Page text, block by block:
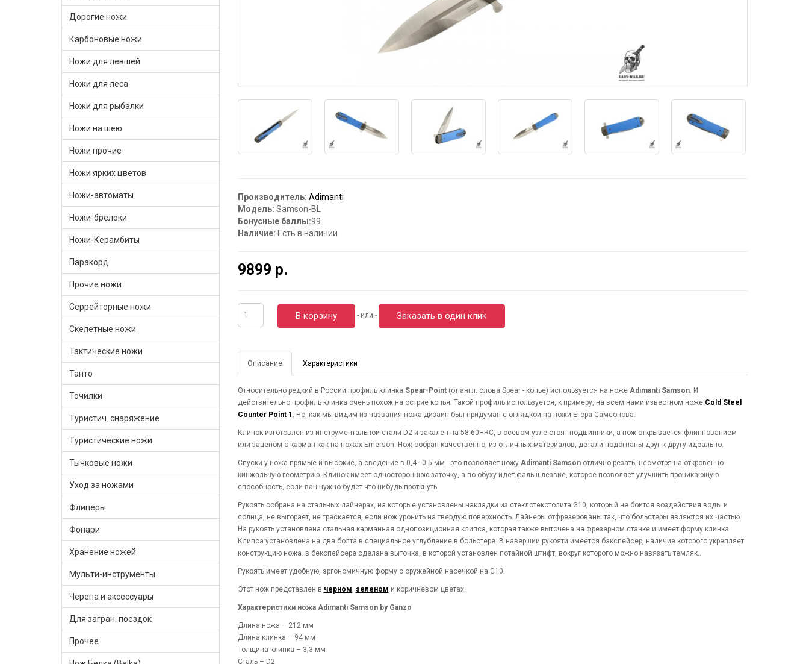
Дорогие ножи
Карбоновые ножи
Ножи для левшей
Ножи для леса
Ножи для рыбалки
Ножи на шею
Ножи прочие
Ножи ярких цветов
Ножи-автоматы
Ножи-брелоки
Ножи-Керамбиты
Паракорд
Прочие ножи
Серрейторные ножи
Скелетные ножи
Тактические ножи
Танто
Точилки
Туристич. снаряжение
Туристические ножи
Тычковые ножи
Уход за ножами
Флиперы
Фонари
Хранение ножей
Мульти-инструменты
Черепа и аксессуары
Для загран. поездок
Прочее
Производитель: Adimanti
Модель: Samson-BL
Бонусные баллы:99
Наличие: Есть в наличии
9899 р.
В корзину - или - Заказать в один клик
Описание Характеристики
Относительно редкий в России профиль клинка Spear-Point(от англ. слова Spear - копье) используется на ноже Adimanti Samson. И
действительно профиль клинка очень похож на острие копья. Такой профиль используется, к примеру, на всем нами известном ноже Cold Steel
Counter Point 1
. Но, как мы видим из названия ножа дизайн был придуман с оглядкой на ножи Егора Самсонова.
Клинок изготовлен из инструментальной стали D2 и закален на 58-60HRC, в осевом узле стоят подшипники, а нож открывается флиппованием
или зацепом о карман как на ножах Emerson. Нож собран качественно, из отличных материалов, детали подогнаны друг к другу идеально.
Спуски у ножа прямые и высокие, а сведение в 0,4 - 0,5 мм - это позволяет ножу Adimanti Samsonотлично резать, несмотря на откровенно
кинжальную геометрию. Клинок имеет одностороннюю заточку, а по обуху идет фальш-лезвие, которое позволяет улучшить проникающую
способность, если ван нужно будет что-нибудь проткнуть.
Рукоять собрана на стальных лайнерах, на которые установлены накладки из стеклотекстолита G10, который не боится воздействия воды и
солнца, не выгорает, не трескается, если нож уронить на твердую поверхность. Лайнеры отфрезерованы так, что больстеры являются их частью.
На рукоять установлена стальная карманная однопозиционная клипса, которая также выточена на фрезерном станке и имеет форму клинка.
Клипса установлена на два болта в специальное углубление в больстере. В навершии рукояти имеется бэкспейсер, наличие которого укрепляет
конструкцию ножа. в бекспейсере сделана выточка, в которой установлен потайной штифт, вокруг которого можно навязать темляк..
Рукоять имеет удобную, эргономичную форму с оружейной насечкой на G10.
Этот нож представлен в черном зеленом и коричневом цветах.
Характеристики ножа Adimanti Samson by Ganzo
Длина ножа – 212 мм
Длина клинка – 94 мм
Толщина клинка – 3,3 мм
Сталь – D2